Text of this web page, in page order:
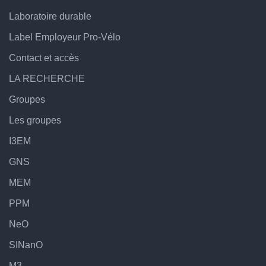
Laboratoire durable
Label Employeur Pro-Vélo
Contact et accès
LA RECHERCHE
Groupes
Les groupes
I3EM
GNS
MEM
PPM
NeO
SINanO